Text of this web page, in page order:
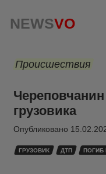
NEWSVO
Происшествия
грузовика
Опубликовано
ГРУЗОВИК ДТП ПОГИБ